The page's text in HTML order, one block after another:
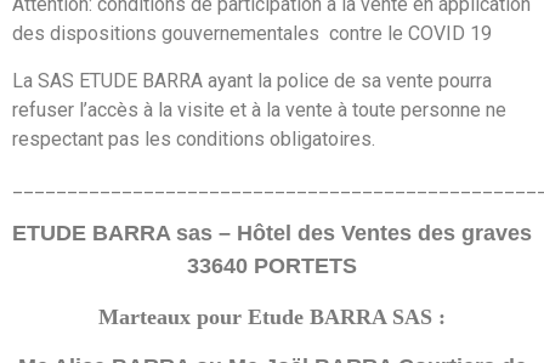
des dispositions gouvernementales contre le COVID 19
La SAS ETUDE BARRA ayant la police de sa vente pourra
refuser l’accès à la visite et à la vente à toute personne ne
respectant pas les conditions obligatoires.
ETUDE BARRA sas – Hôtel des Ventes des graves
33640 PORTETS
Marteaux pour Etude BARRA SAS :